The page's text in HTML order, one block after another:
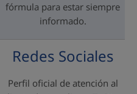
fórmula para estar siempre
informado.
Redes Sociales
Perfil oficial de atención al